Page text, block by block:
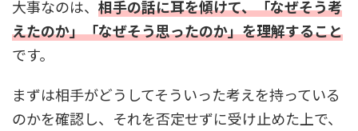
大事なのは、 相手の話に耳を傾けて、「なぜそう考
えたのか」「なぜそう思ったのか」を理解すること
です。
まずは相手がどうしてそういった考えを持っている
のかを確認し、それを否定せずに受け止めた上で、